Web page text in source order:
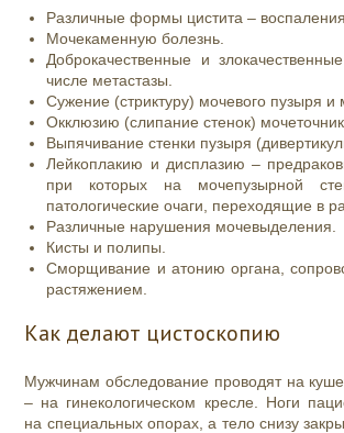
Различные формы цистита –
Мочекаменную болезнь.
Доброкачественные и
числе метастазы.
Сужение (стриктуру) мочевого пузыря и
Окклюзию (слипание стенок)
Выпячивание стенки пузыря
Лейкоплакию и дисплазию –
при которых на мочепузырной
патологические очаги, переходящие в
Различные нарушения мочевыделения.
Кисты и полипы.
Сморщивание и атонию органа,
растяжением.
Как делают цистоскопию
Мужчинам обследование проводят на
– на гинекологическом кресле. Ноги
на специальных опорах, а тело снизу